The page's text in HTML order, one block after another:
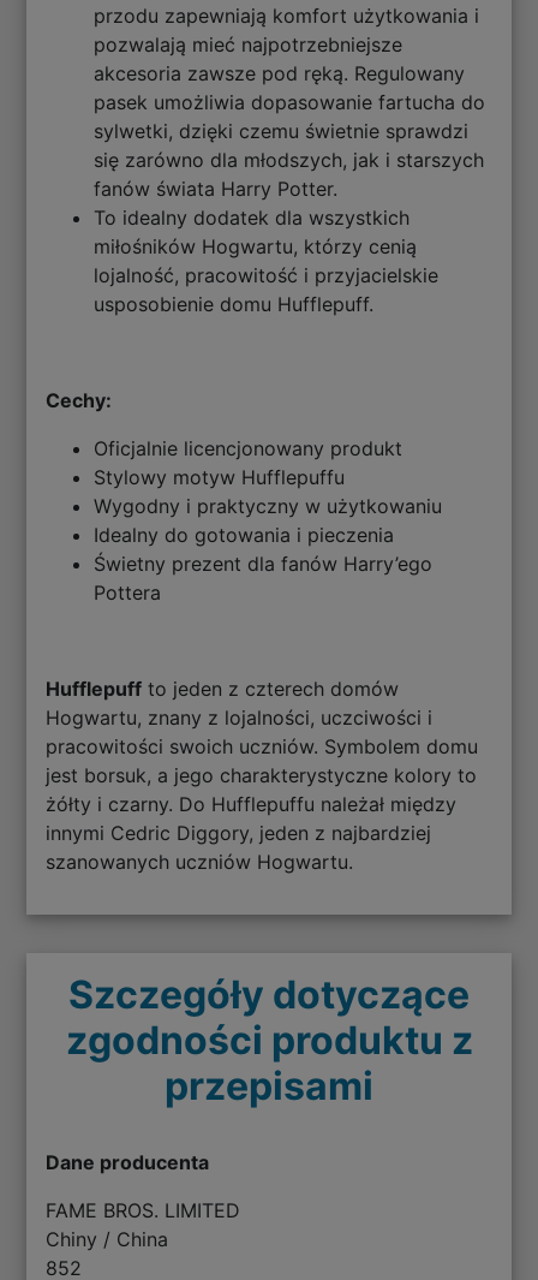
przodu zapewniają komfort użytkowania i
pozwalają mieć najpotrzebniejsze
akcesoria zawsze pod ręką. Regulowany
pasek umożliwia dopasowanie fartucha do
sylwetki, dzięki czemu świetnie sprawdzi
się zarówno dla młodszych, jak i starszych
fanów świata Harry Potter.
To idealny dodatek dla wszystkich
miłośników Hogwartu, którzy cenią
lojalność, pracowitość i przyjacielskie
usposobienie domu Hufflepuff.
Cechy:
Oficjalnie licencjonowany produkt
Stylowy motyw Hufflepuffu
Wygodny i praktyczny w użytkowaniu
Idealny do gotowania i pieczenia
Świetny prezent dla fanów Harry’ego
Pottera
Hufflepuff to jeden z czterech domów
Hogwartu, znany z lojalności, uczciwości i
pracowitości swoich uczniów. Symbolem domu
jest borsuk, a jego charakterystyczne kolory to
żółty i czarny. Do Hufflepuffu należał między
innymi Cedric Diggory, jeden z najbardziej
szanowanych uczniów Hogwartu.
Szczegóły dotyczące
zgodności produktu z
przepisami
Dane producenta
FAME BROS. LIMITED
Chiny / China
852